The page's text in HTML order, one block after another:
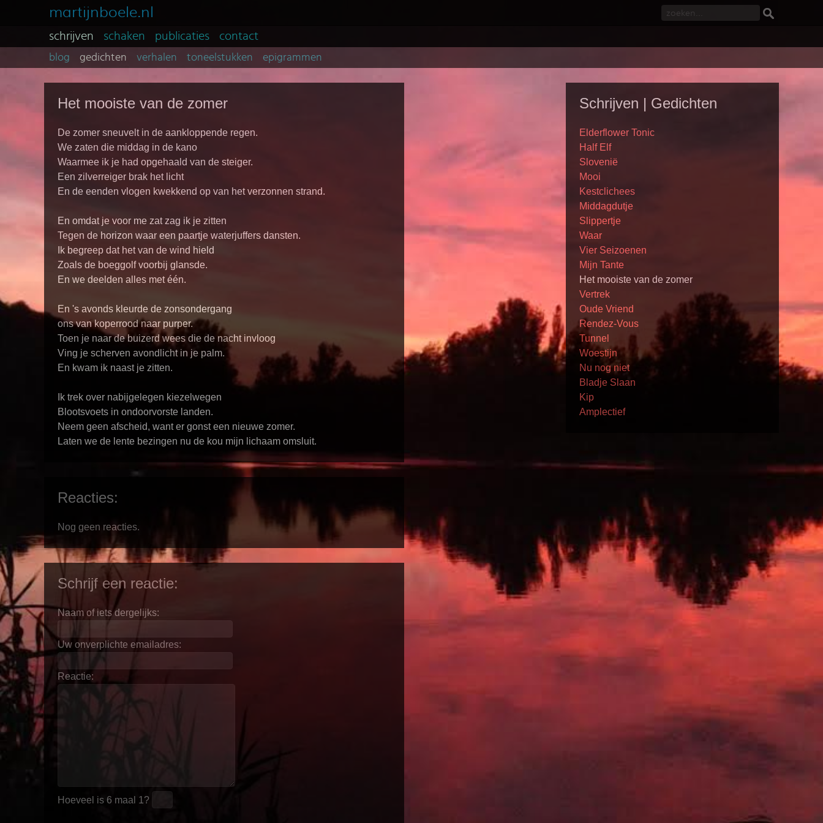
martijnboele.nl
schrijven schaken publicaties contact
blog gedichten verhalen toneelstukken epigrammen
Het mooiste van de zomer
De zomer sneuvelt in de aankloppende regen.
We zaten die middag in de kano
Waarmee ik je had opgehaald van de steiger.
Een zilverreiger brak het licht
En de eenden vlogen kwekkend op van het verzonnen strand.
En omdat je voor me zat zag ik je zitten
Tegen de horizon waar een paartje waterjuffers dansten.
Ik begreep dat het van de wind hield
Zoals de boeggolf voorbij glansde.
En we deelden alles met één.
En 's avonds kleurde de zonsondergang
ons van koperrood naar purper.
Toen je naar de buizerd wees die de nacht invloog
Ving je scherven avondlicht in je palm.
En kwam ik naast je zitten.
Ik trek over nabijgelegen kiezelwegen
Blootsvoets in ondoorvorste landen.
Neem geen afscheid, want er gonst een nieuwe zomer.
Laten we de lente bezingen nu de kou mijn lichaam omsluit.
Reacties:
Nog geen reacties.
Schrijf een reactie:
Naam of iets dergelijks:
Uw onverplichte emailadres:
Reactie:
Hoeveel is 6 maal 1?
Schrijven | Gedichten
Elderflower Tonic
Half Elf
Slovenië
Mooi
Kestclichees
Middagdutje
Slippertje
Waar
Vier Seizoenen
Mijn Tante
Het mooiste van de zomer
Vertrek
Oude Vriend
Rendez-Vous
Tunnel
Woestijn
Nu nog niet
Bladje Slaan
Kip
Amplectief